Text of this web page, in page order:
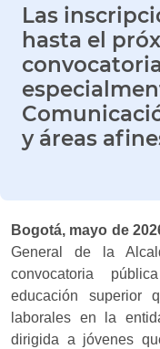
Las
hasta el
y áreas
Bogotá, mayo de
General de la
convocatoria
educación superior
laborales en la
dirigida a jóvenes